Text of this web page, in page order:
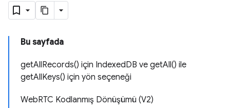
Bu sayfada
getAllRecords() için IndexedDB ve getAll() ile
getAllKeys() için yön seçeneği
WebRTC Kodlanmış Dönüşümü (V2)